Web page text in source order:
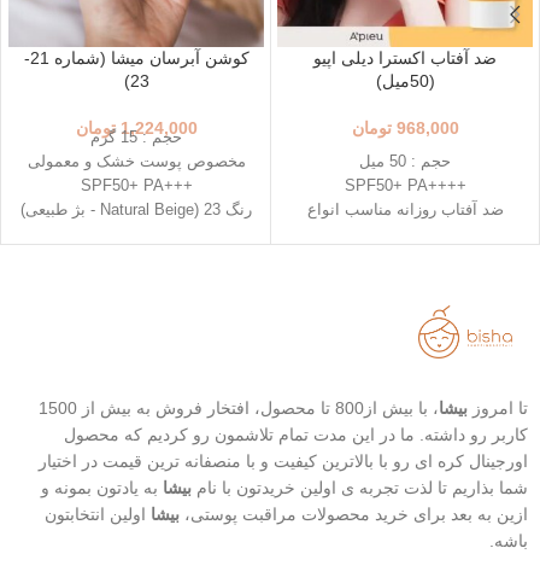
ضد آفتاب اکسترا دیلی اپیو
(50میل)
968,000 تومان
حجم : 50 میل
++++SPF50+ PA
ضد آفتاب روزانه مناسب انواع
تاریخ انقضاء : 2026/07/05
کوشن آبرسان میشا (شماره 21-
23)
1,224,000 تومان
حجم : 15 گرم
مخصوص پوست خشک و معمولی
+++SPF50+ PA
رنگ 23 (Natural Beige - بژ طبیعی)
تا امروز بیشا
، با بیش از800 تا محصول، افتخار فروش به بیش از 1500
کاربر رو داشته. ما در این مدت تمام تلاشمون رو کردیم که محصول
اورجینال کره ای رو با بالاترین کیفیت و با منصفانه ترین قیمت در اختیار
شما بذاریم تا لذت تجربه ی اولین خریدتون با نام بیشا به یادتون بمونه و
ازین به بعد برای خرید محصولات مراقبت پوستی، بیشا اولین انتخابتون
باشه.